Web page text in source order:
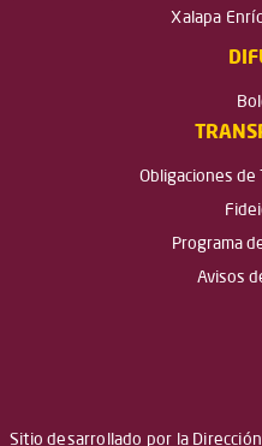
Xalapa
Obligaciones de
Programa
Avisos
Sitio desarrollado por la